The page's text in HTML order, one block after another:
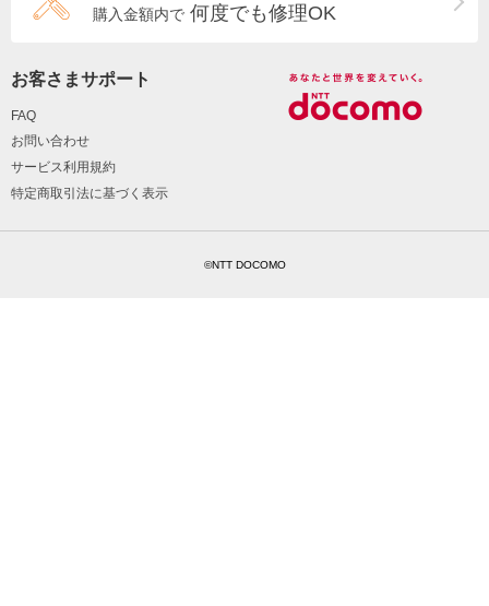
購入金額内で 何度でも修理OK
お客さまサポート
FAQ
お問い合わせ
サービス利用規約
特定商取引法に基づく表示
©NTT DOCOMO